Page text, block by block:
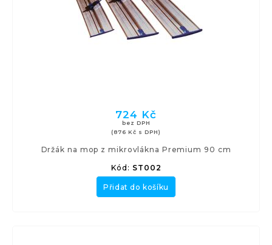
724 Kč
bez DPH
(876 Kč s DPH)
Držák na mop z mikrovlákna Premium 90 cm
Kód: ST002
Přidat do košíku